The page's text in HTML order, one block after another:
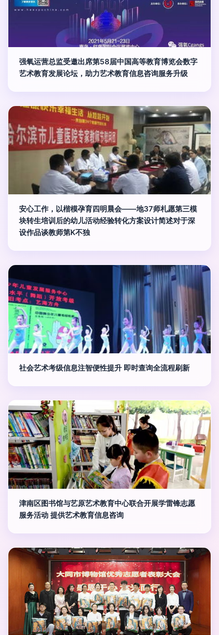
强氧运营总监受邀出席第58届中国高等教育博览会数字
艺术教育发展论坛，助力艺术教育信息咨询服务升级
安心工作，以楷模孕育四明晨会——地37师札愿第三模
块转生培训后的幼儿活动经验转化方案设计简述对于深
设作品谈教师第K不独
社会艺术考级信息注智便性提升 即时查询全流程刷新
津南区图书馆与艺原艺术教育中心联合开展学雷锋志愿
服务活动 提供艺术教育信息咨询